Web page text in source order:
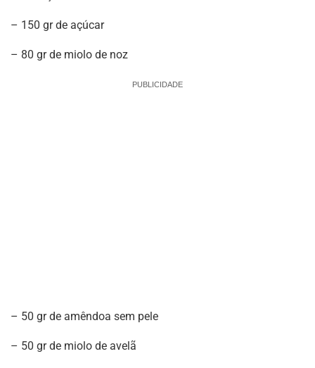
– 150 gr de açúcar
– 80 gr de miolo de noz
PUBLICIDADE
– 50 gr de amêndoa sem pele
– 50 gr de miolo de avelã